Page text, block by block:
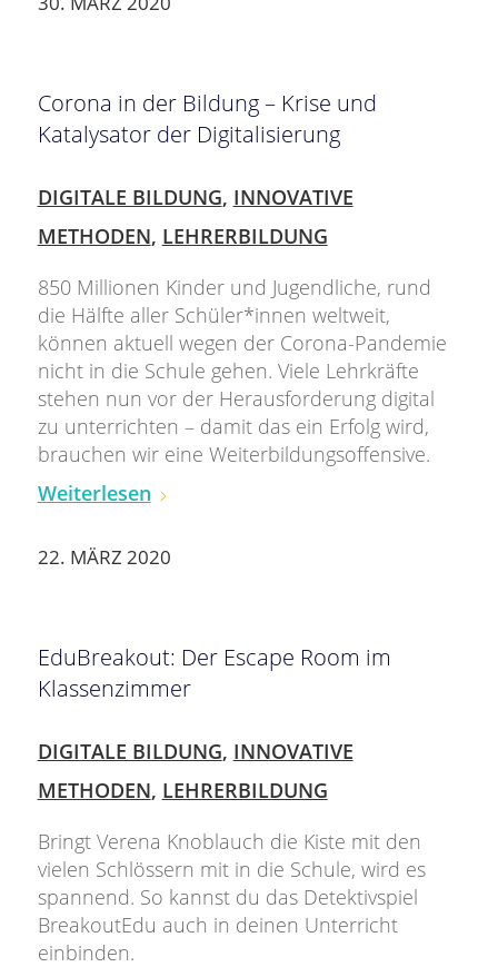
Corona in der Bildung – Krise und
Katalysator der Digitalisierung
DIGITALE BILDUNG, INNOVATIVE
METHODEN, LEHRERBILDUNG
850 Millionen Kinder und Jugendliche, rund
die Hälfte aller Schüler*innen weltweit,
können aktuell wegen der Corona-Pandemie
nicht in die Schule gehen. Viele Lehrkräfte
stehen nun vor der Herausforderung digital
zu unterrichten – damit das ein Erfolg wird,
brauchen wir eine Weiterbildungsoffensive.
Weiterlesen
22. MÄRZ 2020
EduBreakout: Der Escape Room im
Klassenzimmer
DIGITALE BILDUNG, INNOVATIVE
METHODEN, LEHRERBILDUNG
Bringt Verena Knoblauch die Kiste mit den
vielen Schlössern mit in die Schule, wird es
spannend. So kannst du das Detektivspiel
BreakoutEdu auch in deinen Unterricht
einbinden.